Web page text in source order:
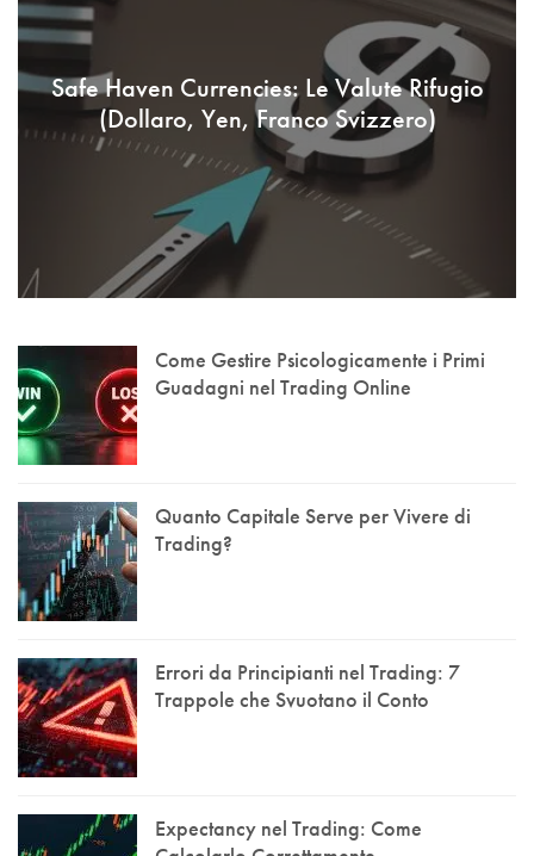
Safe Haven Currencies: Le Valute Rifugio
(Dollaro, Yen, Franco Svizzero)
Come Gestire Psicologicamente i Primi
Guadagni nel Trading Online
Quanto Capitale Serve per Vivere di
Trading?
Errori da Principianti nel Trading: 7
Trappole che Svuotano il Conto
Expectancy nel Trading: Come